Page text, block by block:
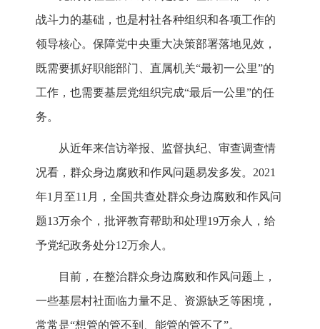
战斗力的基础，也是村社各种组织和各项工作的
领导核心。保障党中央重大决策部署落地见效，
既需要抓好职能部门、直属机关“最初一公里”的
工作，也需要基层党组织完成“最后一公里”的任
务。
从近年来信访举报、监督执纪、审查调查情
况看，群众身边腐败和作风问题易发多发。2021
年1月至11月，全国共查处群众身边腐败和作风问
题13万余个，批评教育帮助和处理19万余人，给
予党纪政务处分12万余人。
目前，在整治群众身边腐败和作风问题上，
一些基层村社面临力量不足、资源缺乏等困境，
常常是“想管的管不到、能管的管不了”。